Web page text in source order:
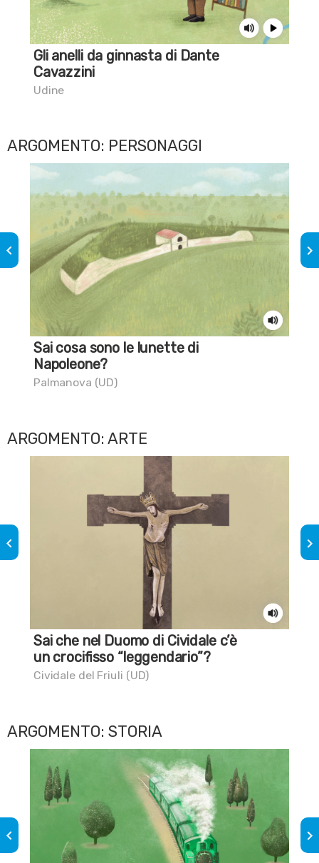
Gli anelli da ginnasta di Dante
Cavazzini
Udine
ARGOMENTO: PERSONAGGI
Sai cosa sono le lunette di
Napoleone?
Palmanova (UD)
keyboard_arrow_left keyboard_arrow_right
ARGOMENTO: ARTE
Sai che nel Duomo di Cividale c’è
un crocifisso “leggendario”?
Cividale del Friuli (UD)
keyboard_arrow_left keyboard_arrow_right
ARGOMENTO: STORIA
keyboard_arrow_left keyboard_arrow_right